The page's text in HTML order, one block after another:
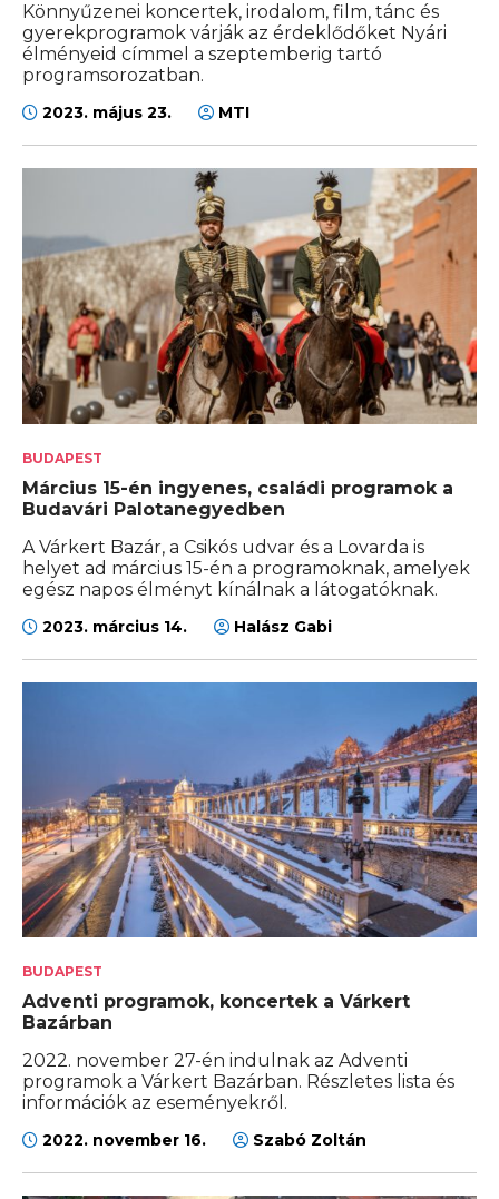
Könnyűzenei koncertek, irodalom, film, tánc és
gyerekprogramok várják az érdeklődőket Nyári
élményeid címmel a szeptemberig tartó
programsorozatban.
2023. május 23. MTI
BUDAPEST
Március 15-én ingyenes, családi programok a
Budavári Palotanegyedben
A Várkert Bazár, a Csikós udvar és a Lovarda is
helyet ad március 15-én a programoknak, amelyek
egész napos élményt kínálnak a látogatóknak.
2023. március 14. Halász Gabi
BUDAPEST
Adventi programok, koncertek a Várkert
Bazárban
2022. november 27-én indulnak az Adventi
programok a Várkert Bazárban. Részletes lista és
információk az eseményekről.
2022. november 16. Szabó Zoltán